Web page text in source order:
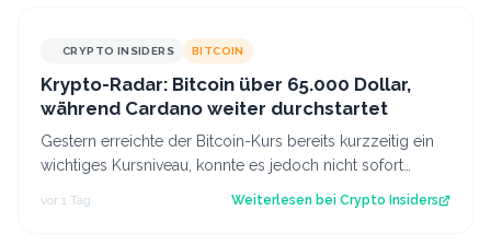
CRYPTO INSIDERS BITCOIN
Krypto-Radar: Bitcoin über 65.000 Dollar,
während Cardano weiter durchstartet
Gestern erreichte der Bitcoin-Kurs bereits kurzzeitig ein
wichtiges Kursniveau, konnte es jedoch nicht sofort
vor 1 Tag Weiterlesen bei Crypto Insiders